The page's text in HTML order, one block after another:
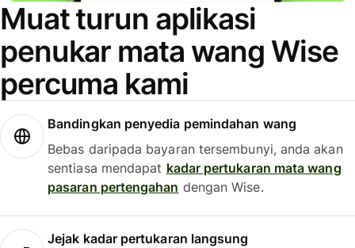
Muat turun aplikasi
penukar mata wang Wise
percuma kami
Bandingkan penyedia pemindahan wang
Bebas daripada bayaran tersembunyi, anda akan
sentiasa mendapat kadar pertukaran mata wang
pasaran pertengahan dengan Wise.
Jejak kadar pertukaran langsung